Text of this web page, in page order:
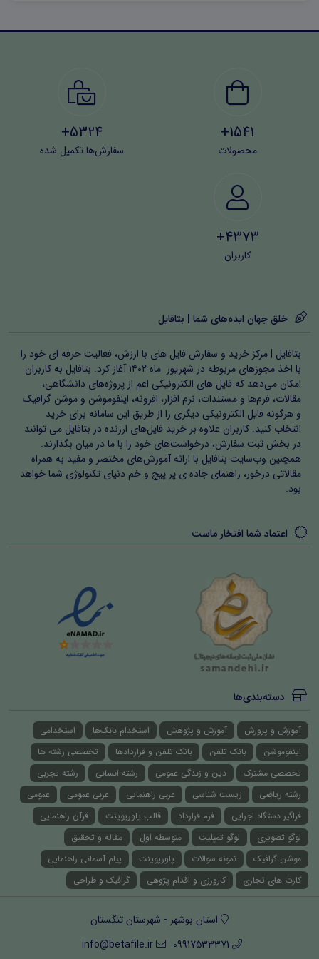
1541+
محصولات
5324+
سفارش‌ها تکمیل شده
4373+
کاربران
خلق جهان ایده‌های شما | بتافایل
بتافایل | مرکز خرید و سفارش فایل های با ارزش، فعالیت حرفه ای خود را
با اخذ مجوزهای مربوطه در شهریور ماه ۱۴۰۲ آغاز کرد. بتافایل به کاربران
امکان می‌دهد که فایل های الکترونیکی اعم از پروژه‌های دانشگاهی،
مقالات، فرم‌ها و مستندات، نرم افزار، افزونه، اینفوموشن و موشن گرافیک
و هرگونه فایل الکترونیکی دیگری را از طریق این سامانه برای خرید
انتخاب کنید. کاربران علاوه بر خرید فایل‌های ارزنده در بتافایل می توانند
در بخش ثبت سفارش، درخواست‌های خود را با ما در میان بگذارند.
همچنین وب‌سایت بتافایل با ارائه آموزش‌های مختصر و مفید به همراه
مقالاتی درخور، راهنمای جاده ی پر پیچ و خم دنیای تکنولوژی شما خواهد
بود.
اعتماد شما افتخار ماست
دسته‌بندی‌ها
آموزش و پرورش آموزش و پژوهش استخدام بانک‌ها
استخدامی
اینفوموشن
بانک تلفن بانک تلفن و قراردادها
تخصصی رشته ها
تخصصی مشترک
دین و زندگی عمومی رشته انسانی
رشته تجربی
رشته ریاضی
زیست شناسی عربی راهنمایی عربی عمومی
عمومی
فراگیر دستگاه اجرایی
فرم قرارداد قالب پاورپوینت
قرآن راهنمایی
لوگو تصویری
لوگو تمپلیت متوسطه اول
مقاله و تحقیق
موشن گرافیک
نمونه سوالات پاورپوینت
پیام آسمانی راهنمایی
کارت های تجاری
کارورزی و اقدام پژوهی گرافیک و طراحی
استان بوشهر - شهرستان تنگستان
09917533371
info@betafile.ir